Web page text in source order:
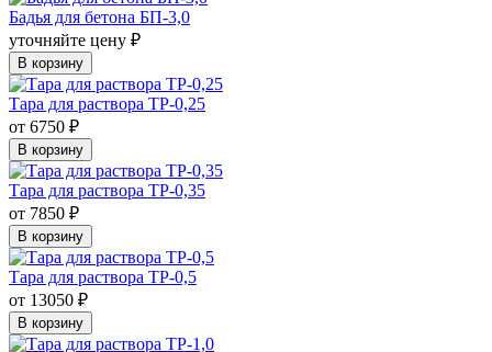
Бадья для бетона БП-3,0
уточняйте цену ₽
В корзину
Тара для раствора ТР-0,25
от 6750 ₽
В корзину
Тара для раствора ТР-0,35
от 7850 ₽
В корзину
Тара для раствора ТР-0,5
от 13050 ₽
В корзину